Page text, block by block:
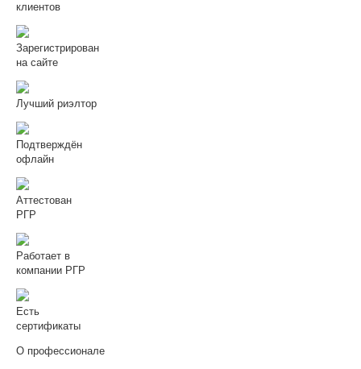
клиентов
Зарегистрирован
на сайте
Лучший риэлтор
Подтверждён
офлайн
Аттестован
РГР
Работает в
компании РГР
Есть
сертификаты
О профессионале